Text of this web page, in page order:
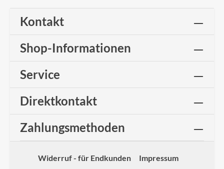
Kontakt
Shop-Informationen
Service
Direktkontakt
Zahlungsmethoden
Widerruf - für Endkunden
Impressum